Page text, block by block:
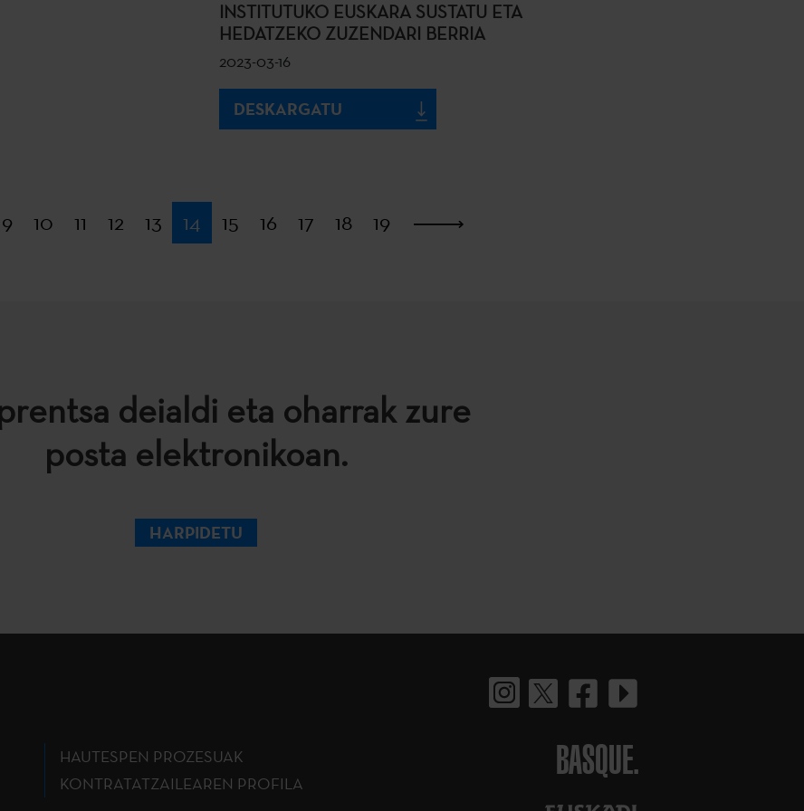
INSTITUTUKO EUSKARA SUSTATU ETA
HEDATZEKO ZUZENDARI BERRIA
2023-03-16
DESKARGATU
9 10 11 12 13 14 15 16 17 18 19
deialdi eta oharrak zure
posta elektronikoan.
HARPIDETU
HAUTESPEN PROZESUAK
KONTRATATZAILEAREN PROFILA
BASQUE.